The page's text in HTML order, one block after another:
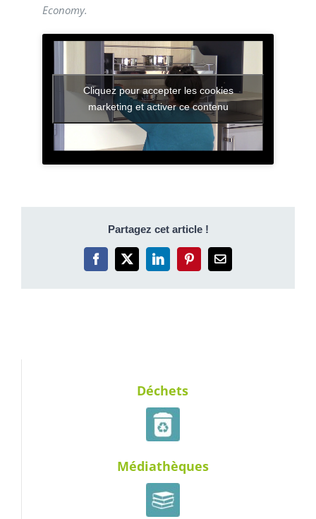
Economy.
Cliquez pour accepter les cookies
marketing et activer ce contenu
Partagez cet article !
Facebook
X LinkedInPinterestEmail
Déchets
Médiathèques